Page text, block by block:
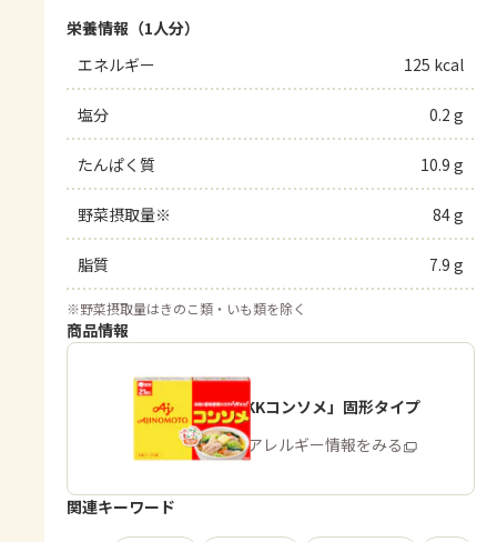
栄養情報（1人分）
エネルギー
125 kcal
塩分 0.2 g
たんぱく質 10.9 g
野菜摂取量※ 84 g
脂質 7.9 g
※野菜摂取量はきのこ類・いも類を除く
商品情報
「味の素KKコンソメ」固形タイプ
商品・アレルギー情報をみる
関連キーワード